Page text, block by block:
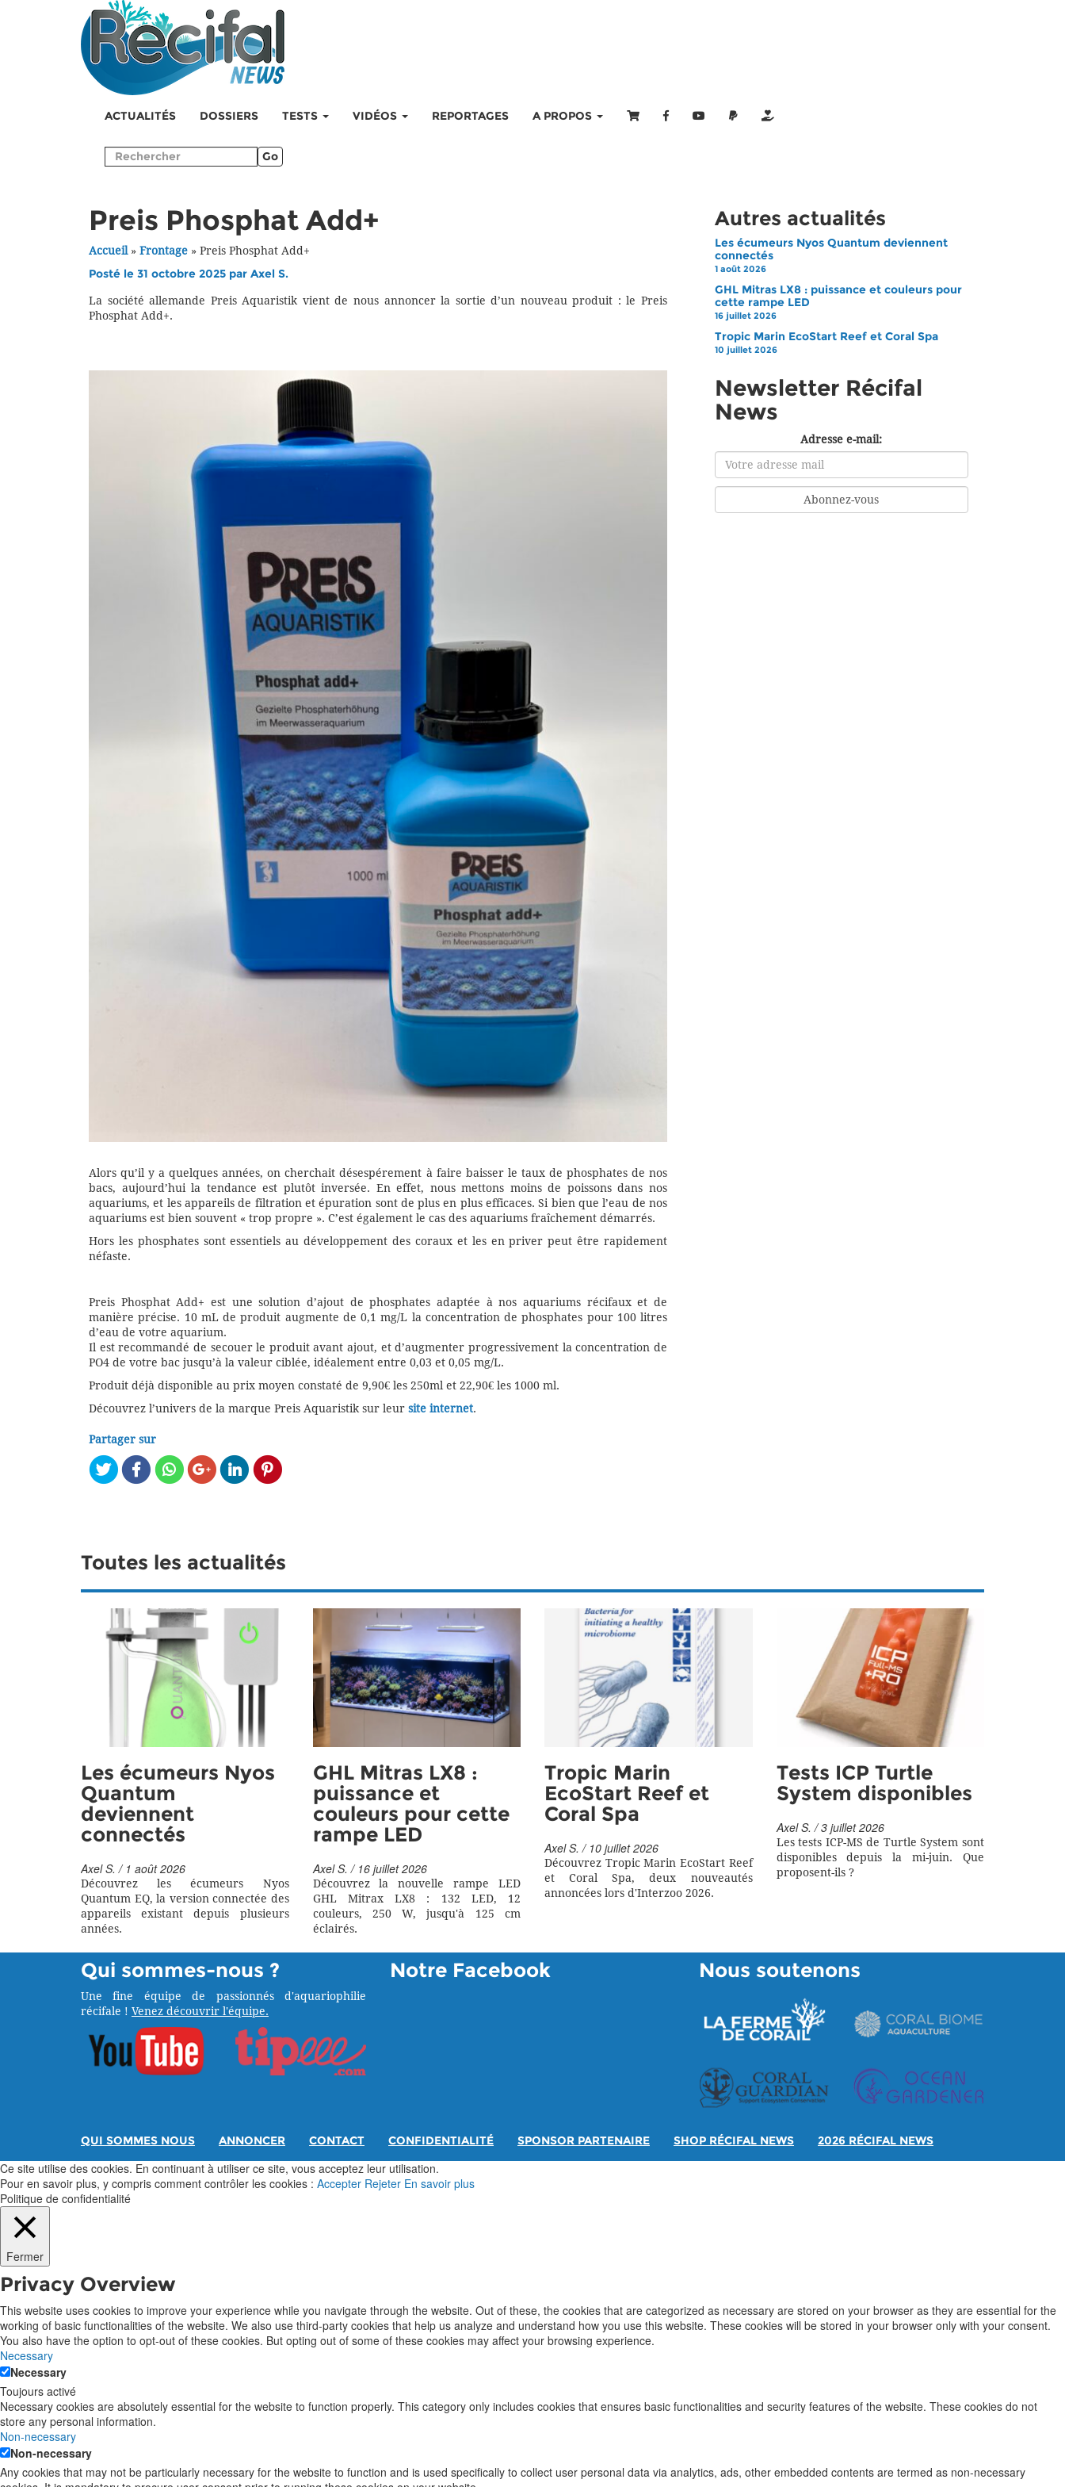
ACTUALITÉS DOSSIERS TESTS VIDÉOS REPORTAGES A PROPOS
Go
Preis Phosphat Add+
Accueil» Frontage » Preis Phosphat Add+
Posté le 31 octobre 2025 par Axel S.
La société allemande Preis Aquaristik vient de nous annoncer la sortie d’un nouveau produit : le Preis
Phosphat Add+.
Alors qu’il y a quelques années, on cherchait désespérement à faire baisser le taux de phosphates de nos
bacs, aujourd’hui la tendance est plutôt inversée. En effet, nous mettons moins de poissons dans nos
aquariums, et les appareils de filtration et épuration sont de plus en plus efficaces. Si bien que l’eau de nos
aquariums est bien souvent « trop propre ». C’est également le cas des aquariums fraîchement démarrés.
Hors les phosphates sont essentiels au développement des coraux et les en priver peut être rapidement
néfaste.
Preis Phosphat Add+ est une solution d’ajout de phosphates adaptée à nos aquariums récifaux et de
manière précise. 10 mL de produit augmente de 0,1 mg/L la concentration de phosphates pour 100 litres
d’eau de votre aquarium.
Il est recommandé de secouer le produit avant ajout, et d’augmenter progressivement la concentration de
PO4 de votre bac jusqu’à la valeur ciblée, idéalement entre 0,03 et 0,05 mg/L.
Produit déjà disponible au prix moyen constaté de 9,90€ les 250ml et 22,90€ les 1000 ml.
Découvrez l’univers de la marque Preis Aquaristik sur leur site internet.
Partager sur
Autres actualités
Les écumeurs Nyos Quantum deviennent
connectés
1 août 2026
GHL Mitras LX8 : puissance et couleurs pour
cette rampe LED
16 juillet 2026
Tropic Marin EcoStart Reef et Coral Spa
10 juillet 2026
Newsletter Récifal
News
Adresse e-mail:
Toutes les actualités
Les écumeurs Nyos
Quantum
deviennent
connectés
Axel S. / 1 août 2026
Découvrez les écumeurs Nyos
Quantum EQ, la version connectée des
appareils existant depuis plusieurs
années.
GHL Mitras LX8 :
puissance et
couleurs pour cette
rampe LED
Axel S. / 16 juillet 2026
Découvrez la nouvelle rampe LED
GHL Mitrax LX8 : 132 LED, 12
couleurs, 250 W, jusqu'à 125 cm
éclairés.
Tropic Marin
EcoStart Reef et
Coral Spa
Axel S. / 10 juillet 2026
Découvrez Tropic Marin EcoStart Reef
et Coral Spa, deux nouveautés
annoncées lors d'Interzoo 2026.
Tests ICP Turtle
System disponibles
Axel S. / 3 juillet 2026
Les tests ICP-MS de Turtle System sont
disponibles depuis la mi-juin. Que
proposent-ils ?
Qui sommes-nous ?
Une fine équipe de passionnés d'aquariophilie
récifale ! Venez découvrir l'équipe.
Notre Facebook Nous soutenons
QUI SOMMES NOUS ANNONCER CONTACT CONFIDENTIALITÉ SPONSOR PARTENAIRE SHOP RÉCIFAL NEWS 2026 RÉCIFAL NEWS
Ce site utilise des cookies. En continuant à utiliser ce site, vous acceptez leur utilisation.
Pour en savoir plus, y compris comment contrôler les cookies : Accepter Rejeter En savoir plus
Politique de confidentialité
Fermer
Privacy Overview
This website uses cookies to improve your experience while you navigate through the website. Out of these, the cookies that are categorized as necessary are stored on your browser as they are essential for the
working of basic functionalities of the website. We also use third-party cookies that help us analyze and understand how you use this website. These cookies will be stored in your browser only with your consent.
You also have the option to opt-out of these cookies. But opting out of some of these cookies may affect your browsing experience.
Necessary
Necessary
Toujours activé
Necessary cookies are absolutely essential for the website to function properly. This category only includes cookies that ensures basic functionalities and security features of the website. These cookies do not
store any personal information.
Non-necessary
Non-necessary
Any cookies that may not be particularly necessary for the website to function and is used specifically to collect user personal data via analytics, ads, other embedded contents are termed as non-necessary